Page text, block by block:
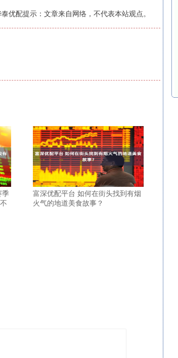
优配提示：文章来自网络，不代表本站观点。
季
富深优配平台 如何在街头找到有烟
火气的地道美食故事？